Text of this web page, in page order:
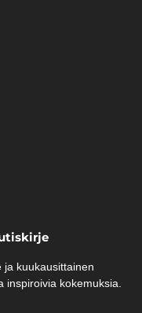
ja kuukausittainen
inspiroivia kokemuksia.